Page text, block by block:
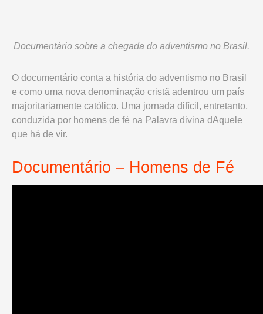
Documentário sobre a chegada do adventismo no Brasil.
O documentário conta a história do adventismo no Brasil
e como uma nova denominação cristã adentrou um país
majoritariamente católico. Uma jornada difícil, entretanto,
conduzida por homens de fé na Palavra divina dAquele
que há de vir.
Documentário – Homens de Fé